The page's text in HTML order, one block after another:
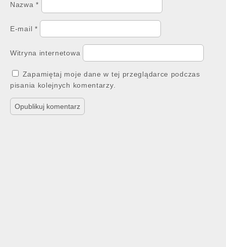
Nazwa*
E-mail *
Witryna internetowa
Zapamiętaj moje dane w tej przeglądarce podczas
pisania kolejnych komentarzy.